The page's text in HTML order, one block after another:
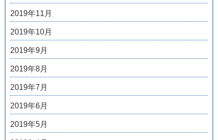
2019年11月
2019年10月
2019年9月
2019年8月
2019年7月
2019年6月
2019年5月